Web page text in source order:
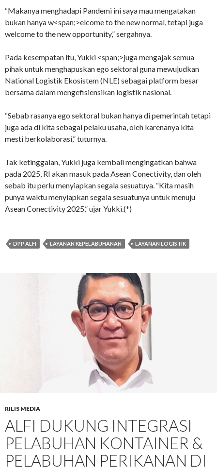
“Makanya menghadapi Pandemi ini saya mau mengatakan
bukan hanya w<span;>elcome to the new normal, tetapi juga
welcome to the new opportunity,” sergahnya.
Pada kesempatan itu, Yukki <span;>juga mengajak semua
pihak untuk menghapuskan ego sektoral guna mewujudkan
National Logistik Ekosistem (NLE) sebagai platform besar
bersama dalam mengefisiensikan logistik nasional.
“Sebab rasanya ego sektoral bukan hanya di pemerintah tetapi
juga ada di kita sebagai pelaku usaha, oleh karenanya kita
mesti berkolaborasi,” tuturnya.
Tak ketinggalan, Yukki juga kembali mengingatkan bahwa
pada 2025, RI akan masuk pada Asean Conectivity, dan oleh
sebab itu perlu menyiapkan segala sesuatuya. “Kita masih
punya waktu menyiapkan segala sesuatunya untuk menuju
Asean Conectivity 2025,” ujar Yukki.(*)
DPP ALFI LAYANAN KEPELABUHANAN LAYANAN LOGISTIK
RILIS MEDIA
ALFI DUKUNG INTEGRASI
PELABUHAN KONTAINER &
PELABUHAN PERIKANAN DI